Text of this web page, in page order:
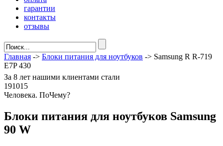
гарантии
контакты
отзывы
Главная -> Блоки питания для ноутбуков -> Samsung R R-719
E7P 430
За 8 лет нашими клиентами стали
191015
Человека. ПоЧему?
Блоки питания для ноутбуков Samsung
90 W